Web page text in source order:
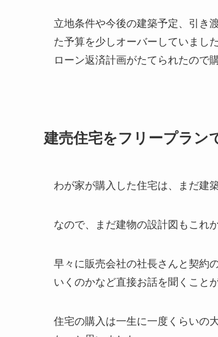
立地条件や今後の建築予定、引き
た予算を少しオーバーしていまし
ローン返済計画がたてられたので
建売住宅をフリープラン
わが家が購入した住宅は、まだ建
なので、まだ建物の設計図もこれ
早々に販売会社の社長さんと契約
いくのかなど直接お話を聞くこと
住宅の購入は一生に一度くらいの